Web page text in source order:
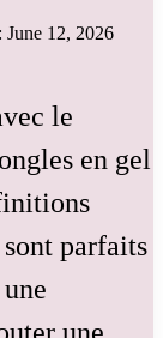
June 12, 2026
le
en gel
parfaits